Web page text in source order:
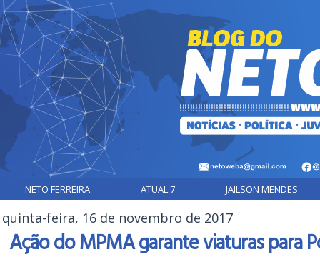
NETO FERREIRA ATUAL 7 JAILSON MENDES
quinta-feira, 16 de novembro de 2017
Ação do MPMA garante viaturas para